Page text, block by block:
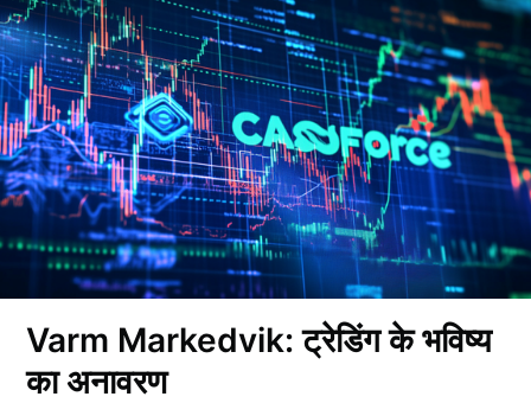
Varm Markedvik: ट्रेडिंग के भविष्य
का अनावरण